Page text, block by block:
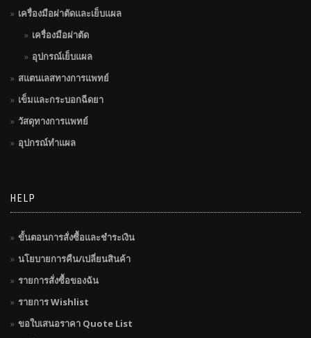
เครื่องมือผ่าตัดและเย็บแผล
เครื่องมือผ่าตัด
อุปกรณ์เย็บแผล
สแตนเลสทางการแพทย์
เข็มและกระบอกฉีดยา
วัสดุทางการแพทย์
อุปกรณ์ทำแผล
HELP
ขั้นตอนการสั่งซื้อและชำระเงิน
นโยบายการคืน/เปลี่ยนสินค้า
รายการสั่งซื้อของฉัน
รายการ Wishlist
ขอใบเสนอราคา Quote List